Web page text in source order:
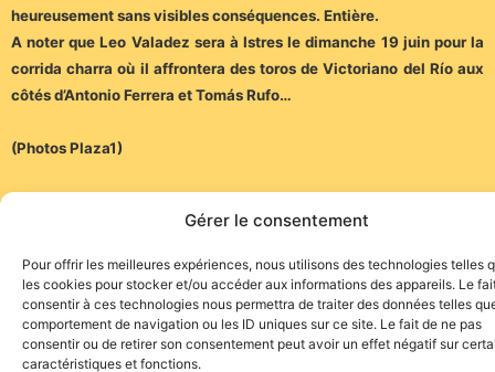
Gérer le consentement
Pour offrir les meilleures expériences, nous utilisons des technologies telles
les cookies pour stocker et/ou accéder aux informations des appareils. Le
consentir à ces technologies nous permettra de traiter des données telles
comportement de navigation ou les ID uniques sur ce site. Le fait de ne pas
consentir ou de retirer son consentement peut avoir un effet négatif sur
caractéristiques et fonctions.
heureusement sans visibles conséquences. Entière.
A noter que Leo Valadez sera à Istres le dimanche 19 juin pour la
corrida charra où il affrontera des toros de Victoriano del Río aux
côtés d’Antonio Ferrera et Tomás Rufo…
(Photos Plaza1)
Site de l'association TOROFIESTA